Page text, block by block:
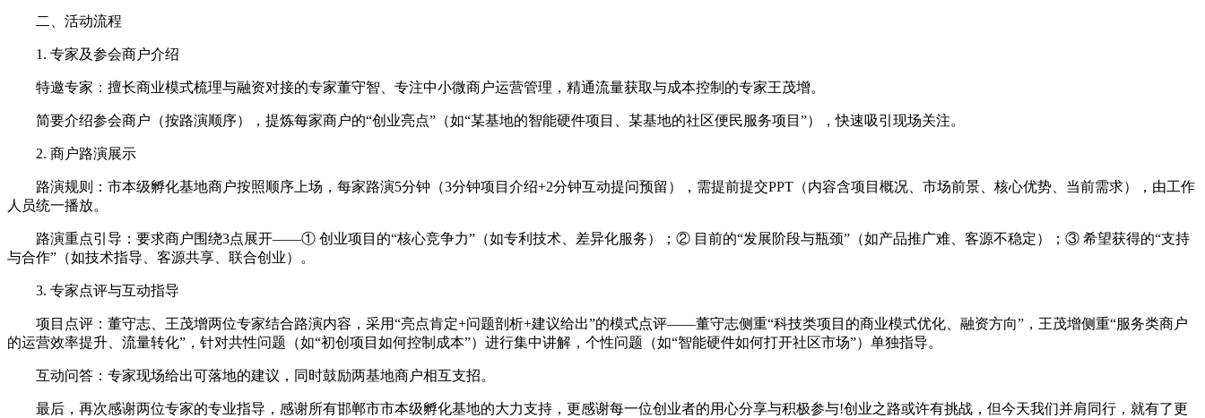
二、活动流程
1. 专家及参会商户介绍
特邀专家：擅长商业模式梳理与融资对接的专家董守智、专注中小微商户运营管理，精通流量获取与成本控制的专家王茂增。
简要介绍参会商户（按路演顺序），提炼每家商户的“创业亮点”（如“某基地的智能硬件项目、某基地的社区便民服务项目”），快速吸引现场关注。
2. 商户路演展示
路演规则：市本级孵化基地商户按照顺序上场，每家路演5分钟（3分钟项目介绍+2分钟互动提问预留），需提前提交PPT（内容含项目概况、市场前景、核心优势、当前需求），由工作
人员统一播放。
路演重点引导：要求商户围绕3点展开——① 创业项目的“核心竞争力”（如专利技术、差异化服务）；② 目前的“发展阶段与瓶颈”（如产品推广难、客源不稳定）；③ 希望获得的“支持
与合作”（如技术指导、客源共享、联合创业）。
3. 专家点评与互动指导
项目点评：董守志、王茂增两位专家结合路演内容，采用“亮点肯定+问题剖析+建议给出”的模式点评——董守志侧重“科技类项目的商业模式优化、融资方向”，王茂增侧重“服务类商户
的运营效率提升、流量转化”，针对共性问题（如“初创项目如何控制成本”）进行集中讲解，个性问题（如“智能硬件如何打开社区市场”）单独指导。
互动问答：专家现场给出可落地的建议，同时鼓励两基地商户相互支招。
最后，再次感谢两位专家的专业指导，感谢所有邯郸市市本级孵化基地的大力支持，更感谢每一位创业者的用心分享与积极参与!创业之路或许有挑战，但今天我们并肩同行，就有了更